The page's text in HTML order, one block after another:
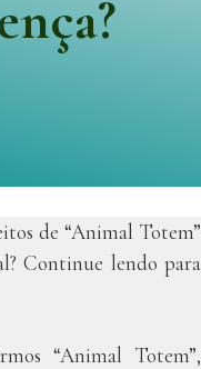
de “Animal Totem”
Continue lendo para
“Animal Totem”,